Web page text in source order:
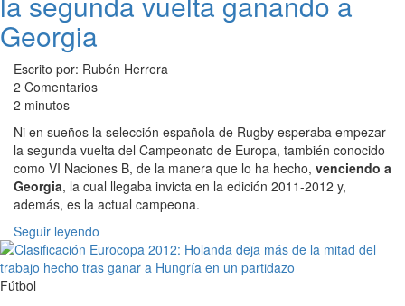
Georgia
Escrito por: Rubén Herrera
2 Comentarios
2 minutos
Ni en sueños la selección española de Rugby esperaba empezar
la segunda vuelta del Campeonato de Europa, también conocido
como VI Naciones B, de la manera que lo ha hecho, venciendo a
Georgia, la cual llegaba invicta en la edición 2011-2012 y,
además, es la actual campeona.
Seguir leyendo
Fútbol